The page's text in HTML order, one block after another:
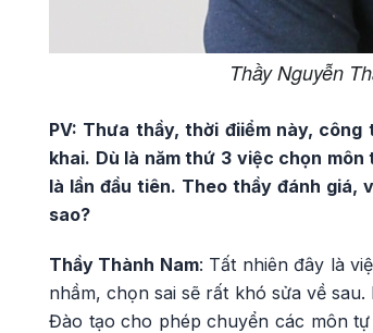
Thầy Nguyễn
PV: Thưa thầy, thời điiểm này,
khai. Dù là năm thứ 3 việc chọn
là lần đầu tiên. Theo thầy đánh giá,
sao?
Thầy Thành Nam: Tất nhiên đây là
nhầm, chọn sai sẽ rất khó sửa về
Đào tạo cho phép chuyển các môn